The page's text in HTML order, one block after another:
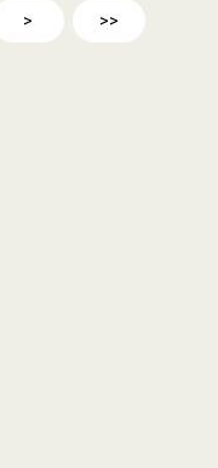
> >>